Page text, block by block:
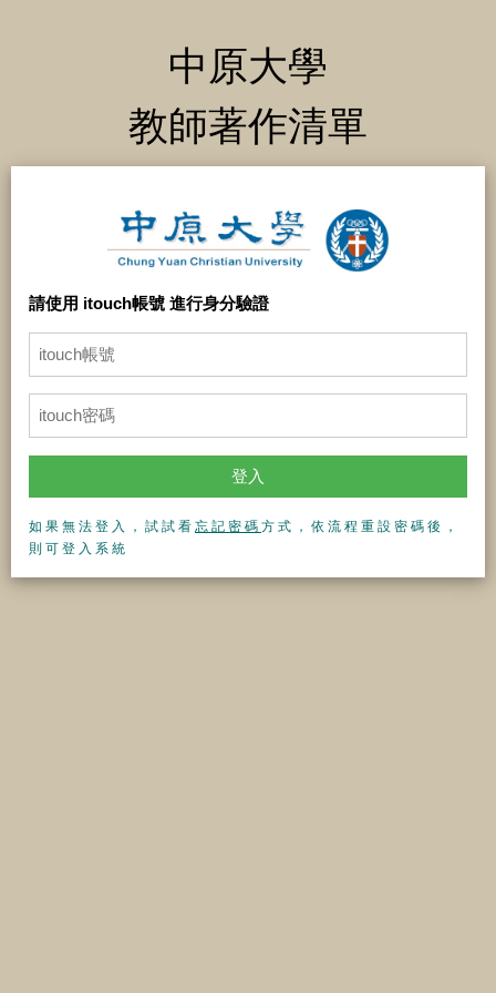
中原大學
教師著作清單
請使用 itouch帳號 進行身分驗證
登入
如果無法登入，試試看 忘記密碼 方式，依流程重設密碼後，
則可登入系統